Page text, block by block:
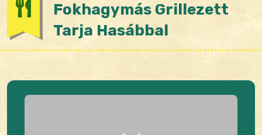
Fokhagymás Grillezett
Tarja Hasábbal